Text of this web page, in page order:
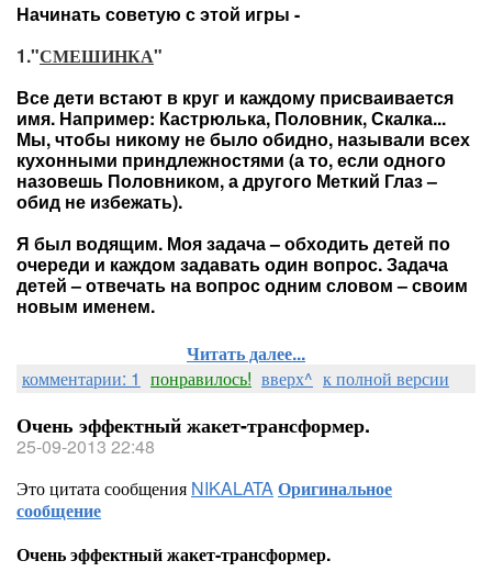
Начинать советую с этой игры -
1."СМЕШИНКА"
Все дети встают в круг и каждому присваивается
имя. Например: Кастрюлька, Половник, Скалка...
Мы, чтобы никому не было обидно, называли всех
кухонными приндлежностями (а то, если одного
назовешь Половником, а другого Меткий Глаз –
обид не избежать).
Я был водящим. Моя задача – обходить детей по
очереди и каждом задавать один вопрос. Задача
детей – отвечать на вопрос одним словом – своим
новым именем.
Читать далее...
комментарии: 1 понравилось! вверх^ к полной версии
Очень эффектный жакет-трансформер.
25-09-2013 22:48
Это цитата сообщения NIKALATAОригинальное
сообщение
Очень эффектный жакет-трансформер.